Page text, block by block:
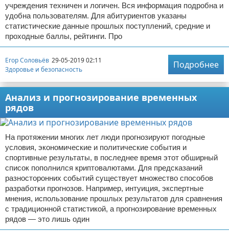
учреждения техничен и логичен. Вся информация подробна и
удобна пользователям. Для абитуриентов указаны
статистические данные прошлых поступлений, средние и
проходные баллы, рейтинги. Про
Егор Соловьёв 29-05-2019 02:11
Здоровье и безопасность
Подробнее
Анализ и прогнозирование временных
рядов
На протяжении многих лет люди прогнозируют погодные
условия, экономические и политические события и
спортивные результаты, в последнее время этот обширный
список пополнился криптовалютами. Для предсказаний
разносторонних событий существует множество способов
разработки прогнозов. Например, интуиция, экспертные
мнения, использование прошлых результатов для сравнения
с традиционной статистикой, а прогнозирование временных
рядов — это лишь один